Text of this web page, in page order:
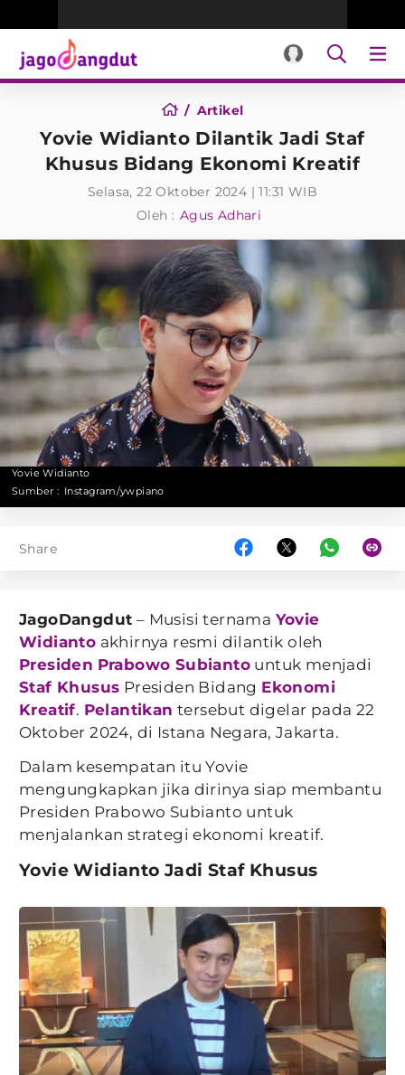
Artikel
Yovie Widianto Dilantik Jadi Staf
Khusus Bidang Ekonomi Kreatif
Selasa, 22 Oktober 2024 | 11:31 WIB
Oleh : Agus Adhari
Yovie Widianto
Sumber : Instagram/ywpiano
Share
JagoDangdut – Musisi ternama Yovie
Widianto akhirnya resmi dilantik oleh
Presiden Prabowo Subianto untuk menjadi
Staf Khusus Presiden Bidang Ekonomi
Kreatif. Pelantikan tersebut digelar pada 22
Oktober 2024, di Istana Negara, Jakarta.
Dalam kesempatan itu Yovie
mengungkapkan jika dirinya siap membantu
Presiden Prabowo Subianto untuk
menjalankan strategi ekonomi kreatif.
Yovie Widianto Jadi Staf Khusus